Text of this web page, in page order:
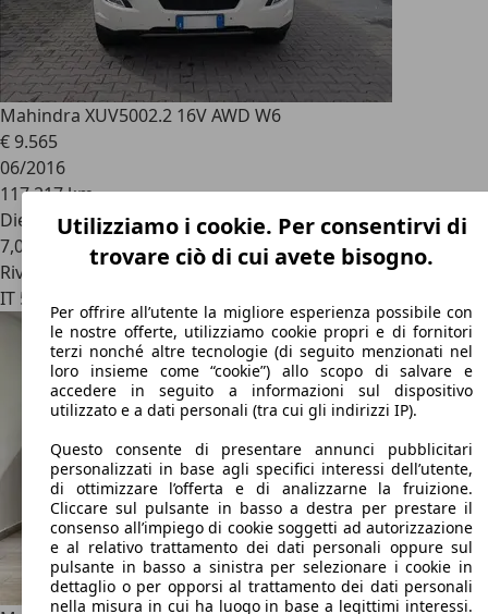
Mahindra XUV5002.2 16V AWD W6
€ 9.565
06/2016
117.217 km
Diesel
7,0 l/100 km (comb.)
Rivenditore
IT 50145
Utilizziamo i cookie. Per consentirvi di
trovare ciò di cui avete bisogno.
Per offrire all’utente la migliore esperienza possibile con
le nostre offerte, utilizziamo cookie propri e di fornitori
terzi nonché altre tecnologie (di seguito menzionati nel
loro insieme come “cookie”) allo scopo di salvare e
accedere in seguito a informazioni sul dispositivo
utilizzato e a dati personali (tra cui gli indirizzi IP).
Questo consente di presentare annunci pubblicitari
personalizzati in base agli specifici interessi dell’utente,
di ottimizzare l’offerta e di analizzarne la fruizione.
Cliccare sul pulsante in basso a destra per prestare il
consenso all’impiego di cookie soggetti ad autorizzazione
e al relativo trattamento dei dati personali oppure sul
pulsante in basso a sinistra per selezionare i cookie in
dettaglio o per opporsi al trattamento dei dati personali
nella misura in cui ha luogo in base a legittimi interessi.